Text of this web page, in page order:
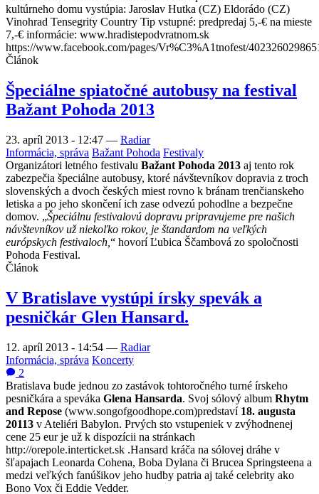
kultúrneho domu vystúpia: Jaroslav Hutka (CZ) Eldorádo (CZ)
Vinohrad Tensegrity Country Tip vstupné: predpredaj 5,-€ na mieste
7,-€ informácie: www.hradistepodvratnom.sk
https://www.facebook.com/pages/Vr%C3%A1tnofest/
Článok
Špeciálne spiatočné autobusy na festival
Bažant Pohoda 2013
23. apríl 2013 - 12:47 — Radiar
Informácia, správa Bažant Pohoda Festivaly
Organizátori letného festivalu Bažant Pohoda 2013 aj tento rok
zabezpečia špeciálne autobusy, ktoré návštevníkov dopravia z troch
slovenských a dvoch českých miest rovno k bránam trenčianskeho
letiska a po jeho skončení ich zase odvezú pohodlne a bezpečne
domov. „Špeciálnu festivalovú dopravu pripravujeme pre našich
návštevníkov už niekoľko rokov, je štandardom na veľkých
európskych festivaloch, “ hovorí Ľubica Ščambová zo spoločnosti
Pohoda Festival.
Článok
V Bratislave vystúpi írsky spevák a
pesničkár Glen Hansard.
12. apríl 2013 - 14:54 — Radiar
Informácia, správa Koncerty
2
Bratislava bude jednou zo zastávok tohtoročného turné írskeho
pesničkára a speváka Glena Hansarda. Svoj sólový album Rhytm
and Repose (www.songofgoodhope.com)predstaví 18. augusta
20113 v Ateliéri Babylon. Prvých sto vstupeniek v zvýhodnenej
cene 25 eur je už k dispozícii na stránkach
http://orepole.interticket.sk .Hansard kráča na sólovej dráhe v
šľapajach Leonarda Cohena, Boba Dylana či Brucea Springsteena a
medzi veľkých fanúšikov jeho hudby patria aj také celebrity ako
Bono Vox či Eddie Vedder.